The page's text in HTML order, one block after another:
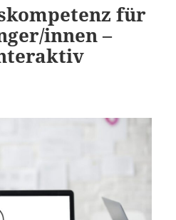
für
innen –